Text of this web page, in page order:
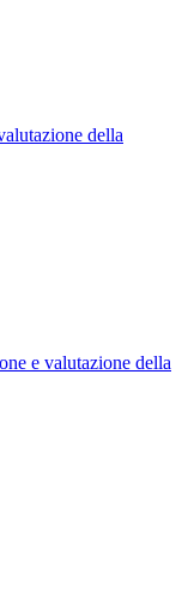
della
e valutazione della